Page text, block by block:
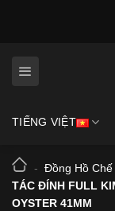
TIẾNG VIỆT
- Đồng Hồ Chế
TÁC ĐÍNH FULL
OYSTER 41MM